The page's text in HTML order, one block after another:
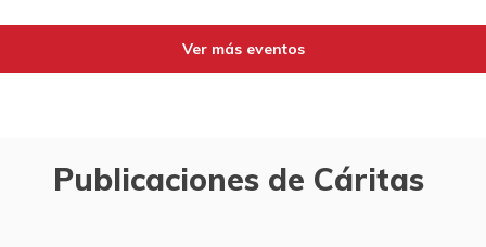
Ver más eventos
Publicaciones de Cáritas